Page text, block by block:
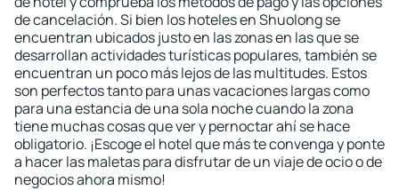
de cancelación. Si bien los hoteles en Shuolong se
encuentran ubicados justo en las zonas en las que se
desarrollan actividades turísticas populares, también se
encuentran un poco más lejos de las multitudes. Estos
son perfectos tanto para unas vacaciones largas como
para una estancia de una sola noche cuando la zona
tiene muchas cosas que ver y pernoctar ahí se hace
obligatorio. ¡Escoge el hotel que más te convenga y ponte
a hacer las maletas para disfrutar de un viaje de ocio o de
negocios ahora mismo!